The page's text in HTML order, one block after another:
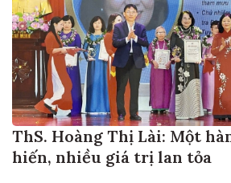
ThS. Hoàng Thị Lài: Một
hiến, nhiều giá trị lan tỏa